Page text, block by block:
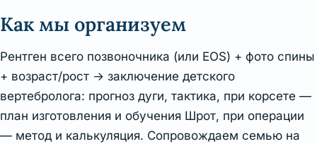
Как мы организуем
Рентген всего позвоночника (или EOS) + фото спины
+ возраст/рост → заключение детского
вертебролога: прогноз дуги, тактика, при корсете —
план изготовления и обучения Шрот, при операции
— метод и калькуляция. Сопровождаем семью на